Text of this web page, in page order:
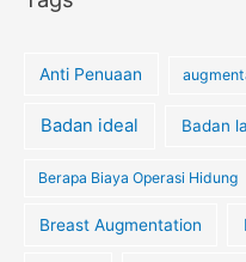
Anti Penuaan
Badan ideal Badan
Berapa Biaya Operasi Hidung
Breast Augmentation